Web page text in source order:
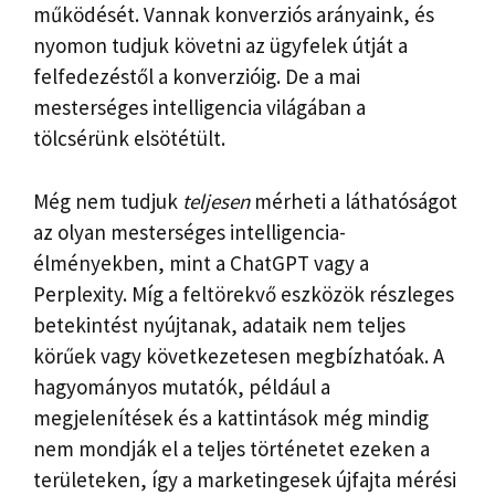
működését. Vannak konverziós arányaink, és
nyomon tudjuk követni az ügyfelek útját a
felfedezéstől a konverzióig. De a mai
mesterséges intelligencia világában a
tölcsérünk elsötétült.
Még nem tudjuk teljesenmérheti a láthatóságot
az olyan mesterséges intelligencia-
élményekben, mint a ChatGPT vagy a
Perplexity. Míg a feltörekvő eszközök részleges
betekintést nyújtanak, adataik nem teljes
körűek vagy következetesen megbízhatóak. A
hagyományos mutatók, például a
megjelenítések és a kattintások még mindig
nem mondják el a teljes történetet ezeken a
területeken, így a marketingesek újfajta mérési